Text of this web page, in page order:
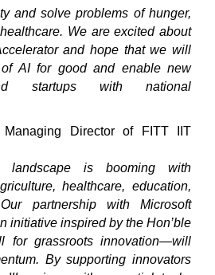
and solve problems of hunger,
We are excited about
and hope that we will
AI for good and enable new
startups with national
Director of FITT IIT
landscape is booming with
healthcare, education,
partnership with Microsoft
initiative inspired by the Hon’ble
for grassroots innovation—will
By supporting innovators